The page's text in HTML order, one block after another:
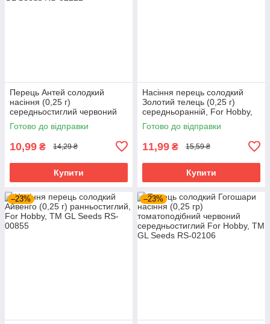
Перець Антей солодкий
насіння (0,25 г)
середньостиглий червоний
крупноплідний, For Hobby,
TM GL Seeds
Готово до відправки
10,99 ₴ 14,29 ₴
Купити
Насіння перець солодкий
Золотий телець (0,25 г)
середньоранній, For Hobby,
TM GL Seeds
Готово до відправки
11,99 ₴ 15,59 ₴
Купити
–23% –23%